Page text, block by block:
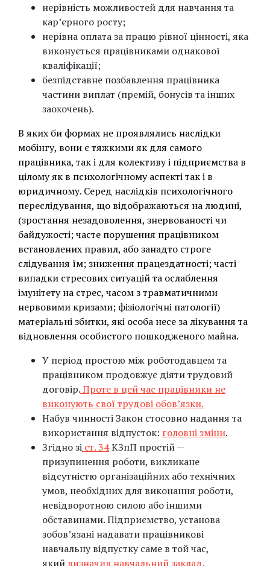
нерівність можливостей для навчання та
кар’єрного росту;
нерівна оплата за працю рівної цінності, яка
виконується працівниками однакової
кваліфікації;
безпідставне позбавлення працівника
частини виплат (премій, бонусів та інших
заохочень).
В яких би формах не проявлялись наслідки
мобінгу, вони є тяжкими як для самого
працівника, так і для колективу і підприємства в
цілому як в психологічному аспекті так і в
юридичному. Серед наслідків психологічного
переслідування, що відображаються на людині,
(зростання незадоволення, знервованості чи
байдужості; часте порушення працівником
встановлених правил, або занадто строге
слідування їм; зниження працездатності; часті
випадки стресових ситуацій та ослаблення
імунітету на стрес, часом з травматичними
нервовими кризами; фізіологічні патології)
матеріальні збитки, які особа несе за лікування та
відновлення особистого пошкодженого майна.
У період простою між роботодавцем та
працівником продовжує діяти трудовий
договір.Проте в цей час працівники не
виконують свої трудові обов’язки.
Набув чинності Закон стосовно надання та
використання відпусток: головні зміни.
Згідно зі ст. 34КЗпП простій —
призупинення роботи, викликане
відсутністю організаційних або технічних
умов, необхідних для виконання роботи,
невідворотною силою або іншими
обставинами. Підприємство, установа
зобов’язані надавати працівникові
навчальну відпустку саме в той час,
який визначив навчальний заклад.